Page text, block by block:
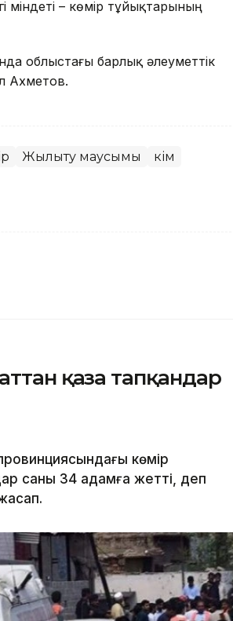
міндеті – көмір тұйықтарының
облыстағы барлық әлеуметтік
Ахметов.
Жылыту маусымы Әкім
қаза тапқандар
көмір
саны 34 адамға жетті, деп